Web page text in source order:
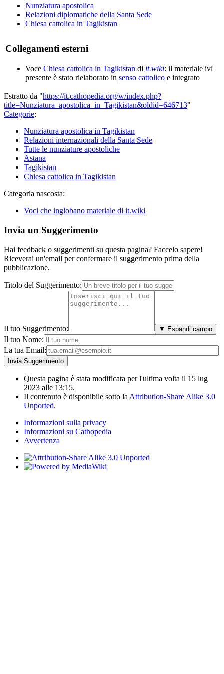
Nunziatura apostolica
Relazioni diplomatiche della Santa Sede
Chiesa cattolica in Tagikistan
Collegamenti esterni
Voce Chiesa cattolica in Tagikistan di it.wiki: il materiale ivi
presente è stato rielaborato in senso cattolico e integrato
Estratto da "https://it.cathopedia.org/w/index.php?
title=Nunziatura_apostolica_in_Tagikistan&oldid=646713"
Categorie:
Nunziatura apostolica in Tagikistan
Relazioni internazionali della Santa Sede
Tutte le nunziature apostoliche
Astana
Tagikistan
Chiesa cattolica in Tagikistan
Categoria nascosta:
Voci che inglobano materiale di it.wiki
Invia un Suggerimento
Hai feedback o suggerimenti su questa pagina? Faccelo sapere!
Riceverai un'email per confermare il suggerimento prima della
pubblicazione.
Titolo del Suggerimento:
Il tuo Suggerimento: ▼ Espandi campo
Il tuo Nome:
La tua Email:
Questa pagina è stata modificata per l'ultima volta il 15 lug
2023 alle 13:15.
Il contenuto è disponibile sotto la Attribution-Share Alike 3.0
Unported.
Informazioni sulla privacy
Informazioni su Cathopedia
Avvertenza